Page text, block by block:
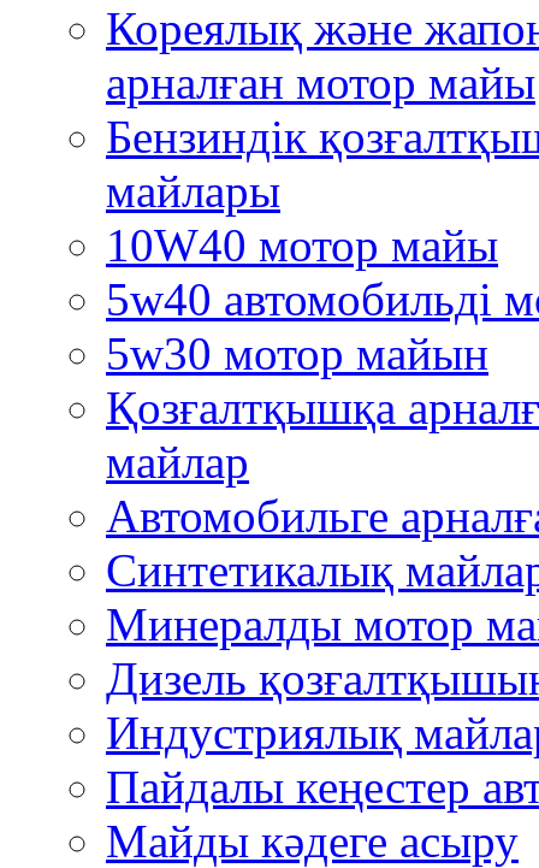
Кореялық және
арналған мотор майы
Бензиндік
майлары
10W40 мотор майы
5w40 автомобильді
5w30 мотор майын
Қозғалтқышқа
майлар
Автомобильге
Синтетикалық
Минералды мотор
Дизель
Индустриялық
Пайдалы кеңестер
Mайды кәдеге асыру